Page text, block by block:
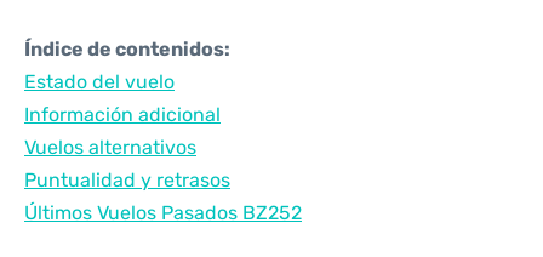
Índice de contenidos:
Estado del vuelo
Información adicional
Vuelos alternativos
Puntualidad y retrasos
Últimos Vuelos Pasados BZ252